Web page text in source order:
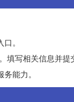
。
填写相关信息并提
能力。